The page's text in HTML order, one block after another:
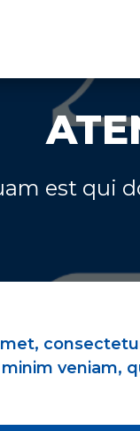
est qui
veniam,